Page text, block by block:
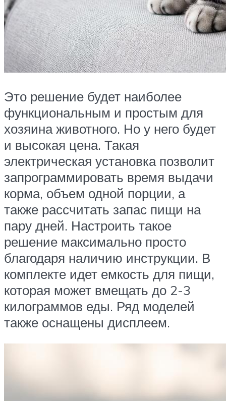
Это решение будет наиболее
функциональным и простым для
хозяина животного. Но у него будет
и высокая цена. Такая
электрическая установка позволит
запрограммировать время выдачи
корма, объем одной порции, а
также рассчитать запас пищи на
пару дней. Настроить такое
решение максимально просто
благодаря наличию инструкции. В
комплекте идет емкость для пищи,
которая может вмещать до 2-3
килограммов еды. Ряд моделей
также оснащены дисплеем.